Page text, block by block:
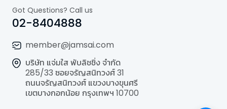
Got Questions? Call us
02-8404888
member@jamsai.com
บริษัท แจ่มใส พับลิชชิ่ง จำกัด
285/33 ซอยจรัญสนิทวงศ์ 31
ถนนจรัญสนิทวงศ์ แขวงบางขุนศรี
เขตบางกอกน้อย กรุงเทพฯ 10700